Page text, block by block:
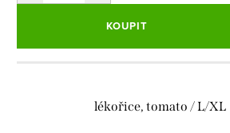
KOUPIT
lékořice, tomato / L/XL